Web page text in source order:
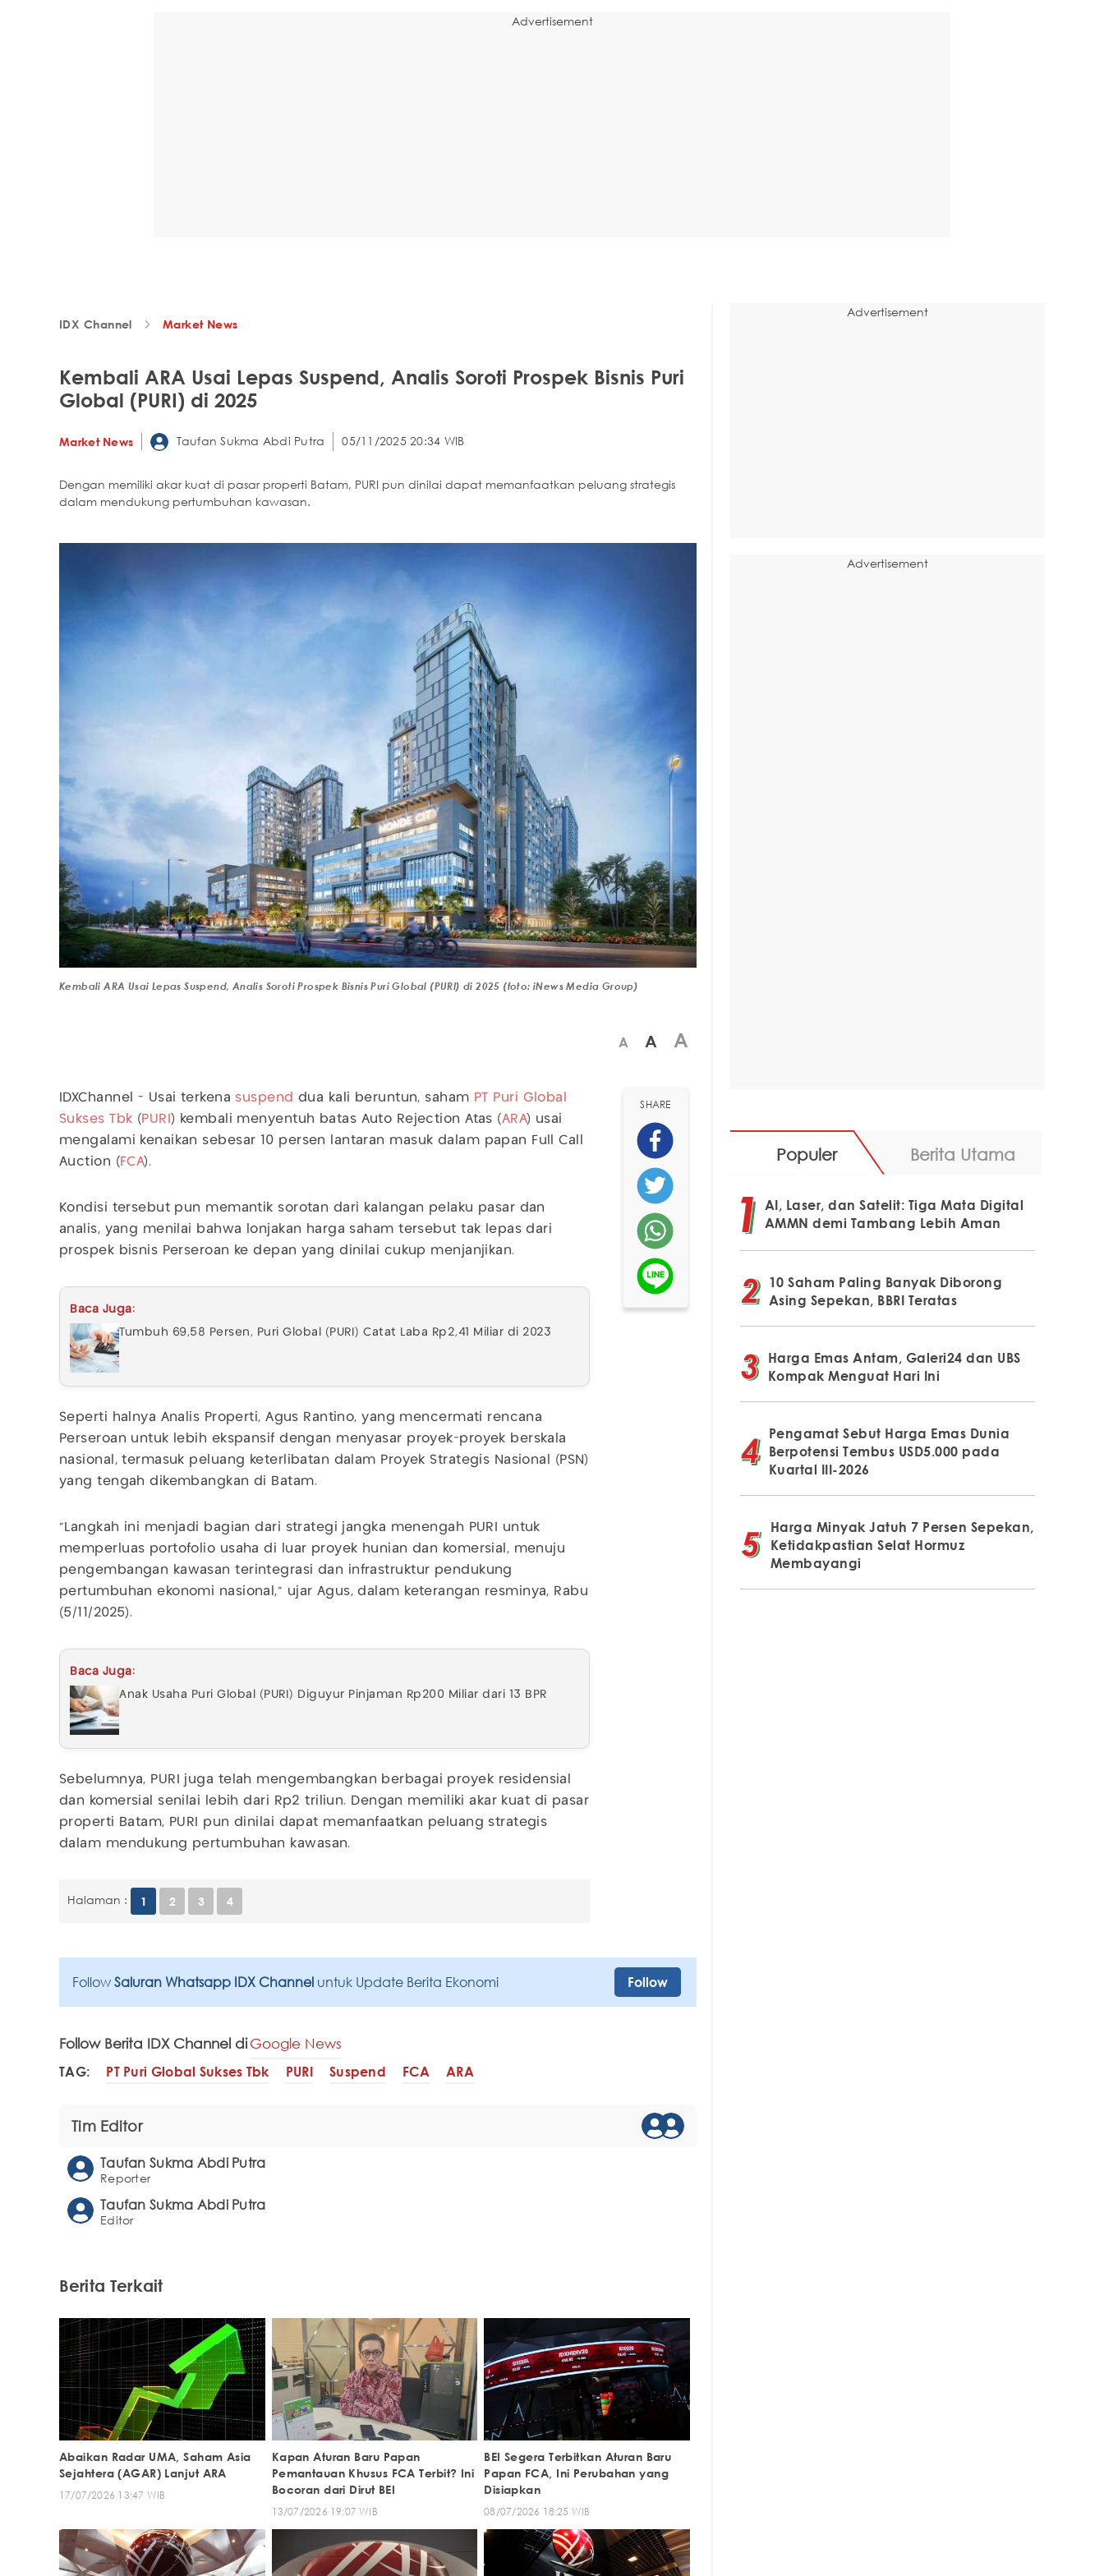
Advertisement
IDX Channel Market News
Kembali ARA Usai Lepas Suspend, Analis Soroti Prospek Bisnis Puri
Global (PURI) di 2025
Market News Taufan Sukma Abdi Putra 05/11/2025 20:34 WIB
Dengan memiliki akar kuat di pasar properti Batam, PURI pun dinilai dapat memanfaatkan peluang strategis
dalam mendukung pertumbuhan kawasan.
Kembali ARA Usai Lepas Suspend, Analis Soroti Prospek Bisnis Puri Global (PURI) di 2025 (foto: iNews Media Group)
A A A
IDXChannel - Usai terkena suspend dua kali beruntun, saham PT Puri Global
Sukses Tbk ( PURI ) kembali menyentuh batas Auto Rejection Atas (ARA) usai
mengalami kenaikan sebesar 10 persen lantaran masuk dalam papan Full Call
Auction ( FCA).
Kondisi tersebut pun memantik sorotan dari kalangan pelaku pasar dan
analis, yang menilai bahwa lonjakan harga saham tersebut tak lepas dari
prospek bisnis Perseroan ke depan yang dinilai cukup menjanjikan.
Baca Juga:
Tumbuh 69,58 Persen, Puri Global (PURI) Catat Laba Rp2,41 Miliar di 2023
Seperti halnya Analis Properti, Agus Rantino, yang mencermati rencana
Perseroan untuk lebih ekspansif dengan menyasar proyek-proyek berskala
nasional, termasuk peluang keterlibatan dalam Proyek Strategis Nasional (PSN)
yang tengah dikembangkan di Batam.
"Langkah ini menjadi bagian dari strategi jangka menengah PURI untuk
memperluas portofolio usaha di luar proyek hunian dan komersial, menuju
pengembangan kawasan terintegrasi dan infrastruktur pendukung
pertumbuhan ekonomi nasional," ujar Agus, dalam keterangan resminya, Rabu
(5/11/2025).
Baca Juga:
Anak Usaha Puri Global (PURI) Diguyur Pinjaman Rp200 Miliar dari 13 BPR
Sebelumnya, PURI juga telah mengembangkan berbagai proyek residensial
dan komersial senilai lebih dari Rp2 triliun. Dengan memiliki akar kuat di pasar
properti Batam, PURI pun dinilai dapat memanfaatkan peluang strategis
dalam mendukung pertumbuhan kawasan.
Halaman : 1 2 3 4
SHARE
Follow Saluran Whatsapp IDX Channel untuk Update Berita Ekonomi Follow
Follow Berita IDX Channel diGoogle News
TAG: PT Puri Global Sukses Tbk PURI Suspend FCA ARA
Tim Editor
Taufan Sukma Abdi Putra
Reporter
Taufan Sukma Abdi Putra
Editor
Berita Terkait
Abaikan Radar UMA, Saham Asia
Sejahtera (AGAR) Lanjut ARA
17/07/2026 13:47 WIB
Kapan Aturan Baru Papan
Pemantauan Khusus FCA Terbit? Ini
Bocoran dari Dirut BEI
13/07/2026 19:07 WIB
BEI Segera Terbitkan Aturan Baru
Papan FCA, Ini Perubahan yang
Disiapkan
08/07/2026 18:25 WIB
Advertisement
Advertisement
Populer Berita Utama
AI, Laser, dan Satelit: Tiga Mata Digital
AMMN demi Tambang Lebih Aman
10 Saham Paling Banyak Diborong
Asing Sepekan, BBRI Teratas
Harga Emas Antam, Galeri24 dan UBS
Kompak Menguat Hari Ini
Pengamat Sebut Harga Emas Dunia
Berpotensi Tembus USD5.000 pada
Kuartal III-2026
Harga Minyak Jatuh 7 Persen Sepekan,
Ketidakpastian Selat Hormuz
Membayangi